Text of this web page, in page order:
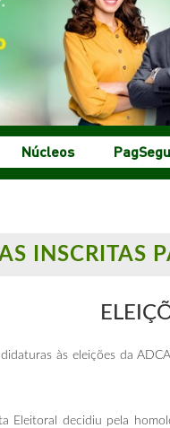
Núcleos
INSCRITAS
às eleições da
Eleitoral decidiu pela